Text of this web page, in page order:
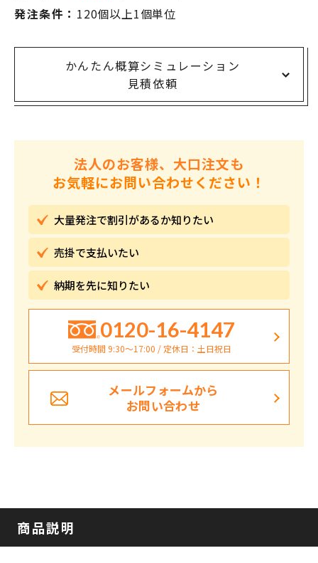
発注条件： 120個以上1個単位
かんたん概算シミュレーション
見積依頼
法人のお客様、大口注文も
お気軽にお問い合わせください！
大量発注で割引があるか知りたい
売掛で支払いたい
納期を先に知りたい
0120-16-4147
受付時間 9:30〜17:00 / 定休日：土日祝日
メールフォームから
お問い合わせ
商品説明